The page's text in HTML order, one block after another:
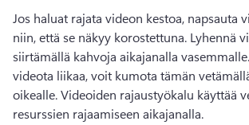
Jos haluat rajata videon kestoa, napsauta
niin, että se näkyy korostettuna. Lyhennä
siirtämällä kahvoja aikajanalla vasemmalle.
videota liikaa, voit kumota tämän
oikealle. Videoiden rajaustyökalu käyttää
resurssien rajaamiseen aikajanalla.